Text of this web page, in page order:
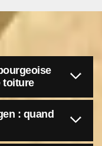
toiture
: quand